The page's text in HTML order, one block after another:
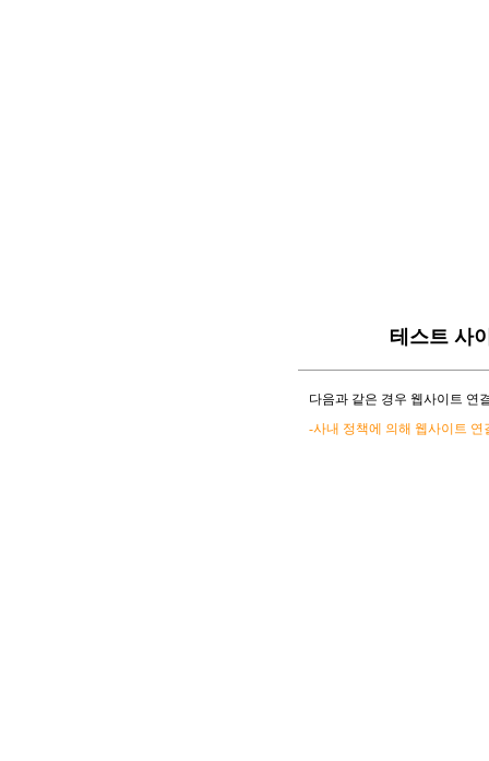
테스트 사
다음과 같은 경우 웹사이트 연
-사내 정책에 의해 웹사이트